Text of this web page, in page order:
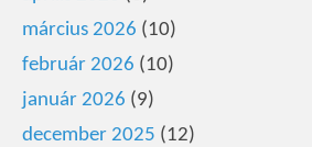
március 2026 (10)
február 2026 (10)
január 2026 (9)
december 2025 (12)